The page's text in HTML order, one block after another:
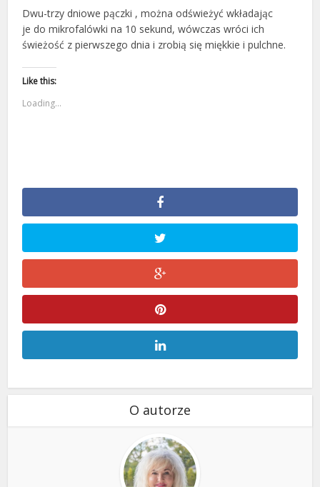
Dwu-trzy dniowe pączki , można odświeżyć wkładając
je do mikrofalówki na 10 sekund, wówczas wróci ich
świeżość z pierwszego dnia i zrobią się miękkie i pulchne.
Like this:
Loading...
O autorze